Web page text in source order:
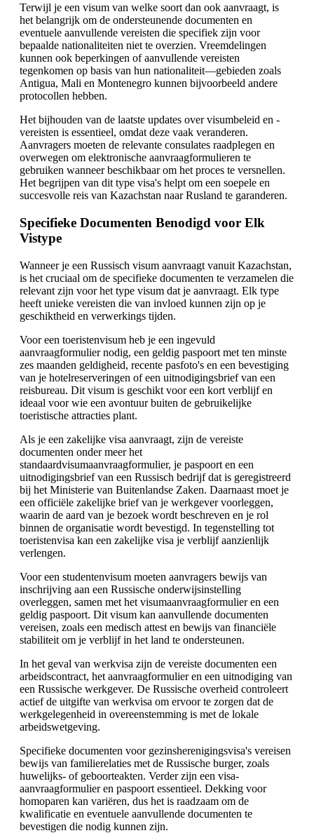
Terwijl je een visum van welke soort dan ook aanvraagt, is
het belangrijk om de ondersteunende documenten en
eventuele aanvullende vereisten die specifiek zijn voor
bepaalde nationaliteiten niet te overzien. Vreemdelingen
kunnen ook beperkingen of aanvullende vereisten
tegenkomen op basis van hun nationaliteit—gebieden zoals
Antigua, Mali en Montenegro kunnen bijvoorbeeld andere
protocollen hebben.
Het bijhouden van de laatste updates over visumbeleid en -
vereisten is essentieel, omdat deze vaak veranderen.
Aanvragers moeten de relevante consulates raadplegen en
overwegen om elektronische aanvraagformulieren te
gebruiken wanneer beschikbaar om het proces te versnellen.
Het begrijpen van dit type visa's helpt om een soepele en
succesvolle reis van Kazachstan naar Rusland te garanderen.
Specifieke Documenten Benodigd voor Elk
Vistype
Wanneer je een Russisch visum aanvraagt vanuit Kazachstan,
is het cruciaal om de specifieke documenten te verzamelen die
relevant zijn voor het type visum dat je aanvraagt. Elk type
heeft unieke vereisten die van invloed kunnen zijn op je
geschiktheid en verwerkings tijden.
Voor een toeristenvisum heb je een ingevuld
aanvraagformulier nodig, een geldig paspoort met ten minste
zes maanden geldigheid, recente pasfoto's en een bevestiging
van je hotelreserveringen of een uitnodigingsbrief van een
reisbureau. Dit visum is geschikt voor een kort verblijf en
ideaal voor wie een avontuur buiten de gebruikelijke
toeristische attracties plant.
Als je een zakelijke visa aanvraagt, zijn de vereiste
documenten onder meer het
standaardvisumaanvraagformulier, je paspoort en een
uitnodigingsbrief van een Russisch bedrijf dat is geregistreerd
bij het Ministerie van Buitenlandse Zaken. Daarnaast moet je
een officiële zakelijke brief van je werkgever voorleggen,
waarin de aard van je bezoek wordt beschreven en je rol
binnen de organisatie wordt bevestigd. In tegenstelling tot
toeristenvisa kan een zakelijke visa je verblijf aanzienlijk
verlengen.
Voor een studentenvisum moeten aanvragers bewijs van
inschrijving aan een Russische onderwijsinstelling
overleggen, samen met het visumaanvraagformulier en een
geldig paspoort. Dit visum kan aanvullende documenten
vereisen, zoals een medisch attest en bewijs van financiële
stabiliteit om je verblijf in het land te ondersteunen.
In het geval van werkvisa zijn de vereiste documenten een
arbeidscontract, het aanvraagformulier en een uitnodiging van
een Russische werkgever. De Russische overheid controleert
actief de uitgifte van werkvisa om ervoor te zorgen dat de
werkgelegenheid in overeenstemming is met de lokale
arbeidswetgeving.
Specifieke documenten voor gezinsherenigingsvisa's vereisen
bewijs van familierelaties met de Russische burger, zoals
huwelijks- of geboorteakten. Verder zijn een visa-
aanvraagformulier en paspoort essentieel. Dekking voor
homoparen kan variëren, dus het is raadzaam om de
kwalificatie en eventuele aanvullende documenten te
bevestigen die nodig kunnen zijn.